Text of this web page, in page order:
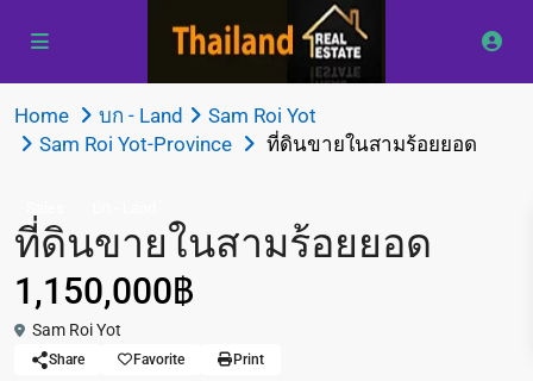
Home บก - Land
Sam Roi Yot
Sam Roi Yot-Province
ที่ดินขายในสามร้อยยอด
ที่ดินขายในสามร้อยยอด
1,150,000฿
Sam Roi Yot
Share Favorite Print